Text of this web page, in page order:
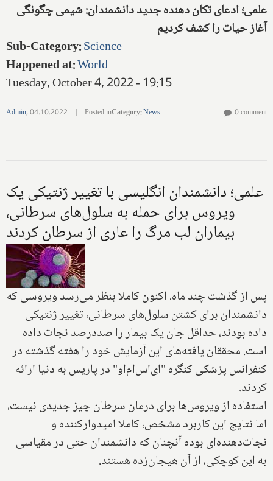
علمی؛ ادعای تکان دهنده جدید دانشمندان: شیمی چگونگی
آغاز حیات را کشف کردیم
Sub-Category:Science
Happened at:World
Tuesday, October 4, 2022 - 19:15
Admin,04.10.2022 | Posted inCategory:News 0 comment
علمی؛ دانشمندان انگلیسی با تغییر ژنتیکی یک
ویروس برای حمله به سلول‌های سرطانی،
بیماران لب مرگ را عاری از سرطان کردند
پس از گذشت چند ماه، اکنون کاملا بنظر می‌رسد ویروسی که
دانشمندان برای کشتن سلول‌های سرطانی، تغییر ژنتیکی
داده بودند، حداقل جان یک بیمار را صددرصد نجات داده
است. محققان یافته‌های این آزمایش خود را هفته گذشته در
کنفرانس پزشکی کنگره "ای‌اس‌ام‌او" در پاریس به دنیا ارائه
کردند.
استفاده از ویروس‌ها برای درمان سرطان چیز جدیدی نیست،
اما نتایج این کاربرد مشخص، کاملا امیدوارکننده و
نجات‌دهنده‌ای بوده آنچنان که دانشمندان حتی در مقیاسی
به این کوچکی، از آن هیجان‌زده هستند.